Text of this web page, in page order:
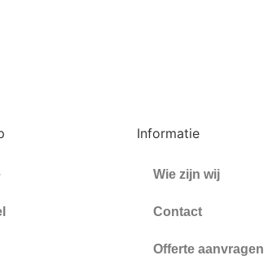
Informatie
Wie zijn wij
Contact
Offerte aanvragen